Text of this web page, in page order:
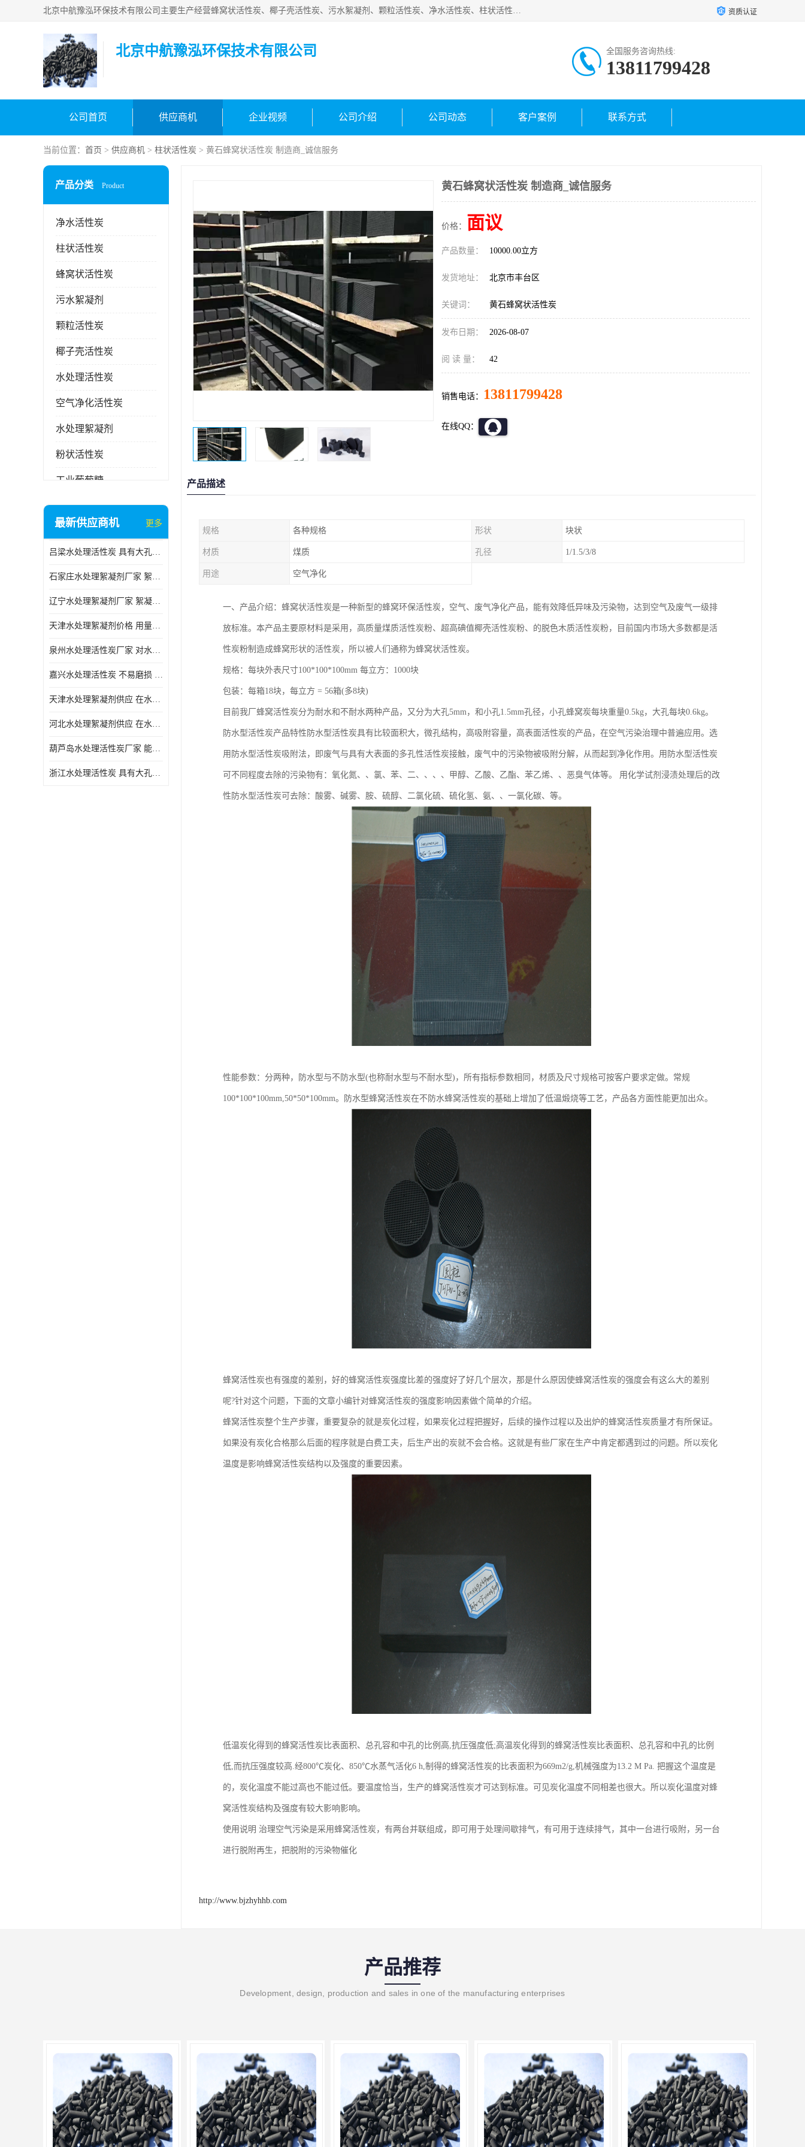
北京中航豫泓环保技术有限公司主要生产经营蜂窝状活性炭、椰子壳活性炭、污水絮凝剂、颗粒活性炭、净水活性炭、柱状活性炭等水处理和空气净化产品，品质信赖、服务保障。是您理想的合作伙伴。欢迎来电咨询！ 资质认证
北京中航豫泓环保技术有限公司 全国服务咨询热线:
13811799428
公司首页 供应商机 企业视频 公司介绍 公司动态 客户案例 联系方式
当前位置： 首页 > 供应商机 > 柱状活性炭 > 黄石蜂窝状活性炭 制造商_诚信服务
产品分类 Product
净水活性炭
柱状活性炭
蜂窝状活性炭
污水絮凝剂
颗粒活性炭
椰子壳活性炭
水处理活性炭
空气净化活性炭
水处理絮凝剂
粉状活性炭
工业葡萄糖
废气处理活性炭
块状活性炭
最新供应商机 更多
吕梁水处理活性炭 具有大孔结构 适用于多种水处理工艺和需求
石家庄水处理絮凝剂厂家 絮凝速度快 便于后续的沉淀和过滤处理
辽宁水处理絮凝剂厂家 絮凝效果好 使水质得到明显的改善
天津水处理絮凝剂价格 用量相对较少 便于后续的沉淀和过滤处理
泉州水处理活性炭厂家 对水中的微小颗粒有较好的去除效果
嘉兴水处理活性炭 不易磨损 碎裂和粉化 能够吸附大分子有机物
天津水处理絮凝剂供应 在水中的稳定性较好 絮凝速度快
河北水处理絮凝剂供应 在水中的稳定性较好 用量相对较少
葫芦岛水处理活性炭厂家 能够吸附大分子有机物 可再生能力较强
浙江水处理活性炭 具有大孔结构 具有较高的吸附能力
黄石蜂窝状活性炭 制造商_诚信服务
价格： 面议
产品数量： 10000.00立方
发货地址： 北京市丰台区
关键词： 黄石蜂窝状活性炭
发布日期： 2026-08-07
阅 读 量： 42
销售电话： 13811799428
在线QQ：
产品描述
规格 各种规格 形状 块状
材质 煤质 孔径 1/1.5/3/8
用途 空气净化
一、产品介绍：蜂窝状活性炭是一种新型的蜂窝环保活性炭，空气、废气净化产品，能有效降低异味及污染物，达到空气及废气一级排
放标准。本产品主要原材料是采用，高质量煤质活性炭粉、超高碘值椰壳活性炭粉、的脱色木质活性炭粉，目前国内市场大多数都是活
性炭粉制造成蜂窝形状的活性炭，所以被人们通称为蜂窝状活性炭。
规格：每块外表尺寸100*100*100mm 每立方：1000块
包装：每箱18块，每立方 = 56箱(多8块)
目前我厂蜂窝活性炭分为耐水和不耐水两种产品，又分为大孔5mm，和小孔1.5mm孔径，小孔蜂窝炭每块重量0.5kg，大孔每块0.6kg。
防水型活性炭产品特性防水型活性炭具有比较面积大，微孔结构，高吸附容量，高表面活性炭的产品，在空气污染治理中普遍应用。选
用防水型活性炭吸附法，即废气与具有大表面的多孔性活性炭接触，废气中的污染物被吸附分解，从而起到净化作用。用防水型活性炭
可不同程度去除的污染物有：氧化氮、、氯、苯、二、、、、甲醇、乙酸、乙酯、苯乙烯、、恶臭气体等。 用化学试剂浸渍处理后的改
性防水型活性炭可去除：酸雾、碱雾、胺、硫醇、二氯化硫、硫化氢、氨、、一氯化碳、等。
性能参数：分两种，防水型与不防水型(也称耐水型与不耐水型)，所有指标参数相同，材质及尺寸规格可按客户要求定做。常规
100*100*100mm,50*50*100mm。防水型蜂窝活性炭在不防水蜂窝活性炭的基础上增加了低温煅烧等工艺，产品各方面性能更加出众。
蜂窝活性炭也有强度的差别，好的蜂窝活性炭强度比差的强度好了好几个层次，那是什么原因使蜂窝活性炭的强度会有这么大的差别
呢?针对这个问题，下面的文章小编针对蜂窝活性炭的强度影响因素做个简单的介绍。
蜂窝活性炭整个生产步骤，重要复杂的就是炭化过程，如果炭化过程把握好，后续的操作过程以及出炉的蜂窝活性炭质量才有所保证。
如果没有炭化合格那么后面的程序就是白费工夫，后生产出的炭就不会合格。这就是有些厂家在生产中肯定都遇到过的问题。所以炭化
温度是影响蜂窝活性炭结构以及强度的重要因素。
低温炭化得到的蜂窝活性炭比表面积、总孔容和中孔的比例高,抗压强度低;高温炭化得到的蜂窝活性炭比表面积、总孔容和中孔的比例
低,而抗压强度较高.经800℃炭化、850℃水蒸气活化6 h,制得的蜂窝活性炭的比表面积为669m2/g,机械强度为13.2 M Pa. 把握这个温度是
的，炭化温度不能过高也不能过低。要温度恰当，生产的蜂窝活性炭才可达到标准。可见炭化温度不同相差也很大。所以炭化温度对蜂
窝活性炭结构及强度有较大影响影响。
使用说明 治理空气污染是采用蜂窝活性炭，有两台并联组成，即可用于处理间歇排气，有可用于连续排气，其中一台进行吸附，另一台
进行脱附再生，把脱附的污染物催化
http://www.bjzhyhhb.com
产品推荐
Development, design, production and sales in one of the manufacturing enterprises